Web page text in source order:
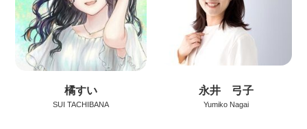
橘すい
SUI TACHIBANA
永井 弓子
Yumiko Nagai